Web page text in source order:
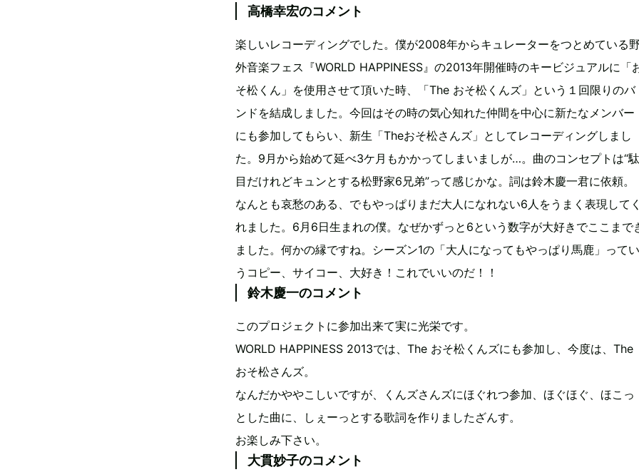
高橋幸宏のコメント
楽しいレコーディングでした。僕が2008年からキュレーターをつとめている野
外音楽フェス『WORLD HAPPINESS』の2013年開催時のキービジュアルに「
そ松くん」を使用させて頂いた時、「The おそ松くんズ」という１回限りのバ
ンドを結成しました。今回はその時の気心知れた仲間を中心に新たなメンバー
にも参加してもらい、新生「Theおそ松さんズ」としてレコーディングしまし
た。9月から始めて延べ3ケ月もかかってしまいましが…。曲のコンセプトは“駄
目だけれどキュンとする松野家6兄弟”って感じかな。詞は鈴木慶一君に依頼。
なんとも哀愁のある、でもやっぱりまだ大人になれない6人をうまく表現してく
れました。6月6日生まれの僕。なぜかずっと6という数字が大好きでここまで
ました。何かの縁ですね。シーズン1の「大人になってもやっぱり馬鹿」ってい
うコピー、サイコー、大好き！これでいいのだ！！
鈴木慶一のコメント
このプロジェクトに参加出来て実に光栄です。
WORLD HAPPINESS 2013では、The おそ松くんズにも参加し、今度は、The
おそ松さんズ。
なんだかややこしいですが、くんズさんズにほぐれつ参加、ほぐほぐ、ほこっ
とした曲に、しぇーっとする歌詞を作りましたざんす。
お楽しみ下さい。
大貫妙子のコメント